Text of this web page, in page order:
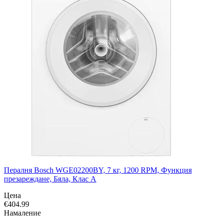
Пералня Bosch WGE02200BY, 7 кг, 1200 RPM, Функция
презареждане, Бяла, Клас А
Цена
€404.99
Намаление